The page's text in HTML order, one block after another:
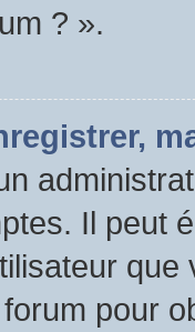
? ».
Il peut
pour